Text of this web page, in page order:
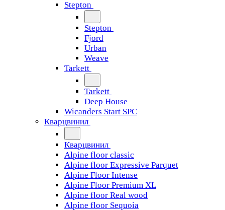
Stepton
Stepton
Fjord
Urban
Weave
Tarkett
Tarkett
Deep House
Wicanders Start SPC
Кварцвинил
Кварцвинил
Alpine floor classic
Alpine floor Expressive Parquet
Alpine Floor Intense
Alpine Floor Premium XL
Alpine floor Real wood
Alpine floor Sequoia